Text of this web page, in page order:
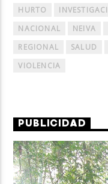
HURTO
NACIONAL
NEIVA
REGIONAL
SALUD
VIOLENCIA
PUBLICIDAD